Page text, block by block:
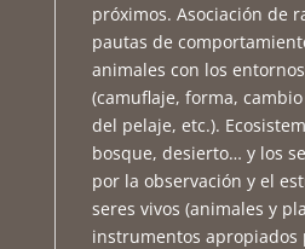
próximos. Asociación de
pautas de
animales con los
(camuflaje, forma,
del pelaje, etc.).
bosque, desierto… y los
por la observación y el
seres vivos (animales y
instrumentos apropiados